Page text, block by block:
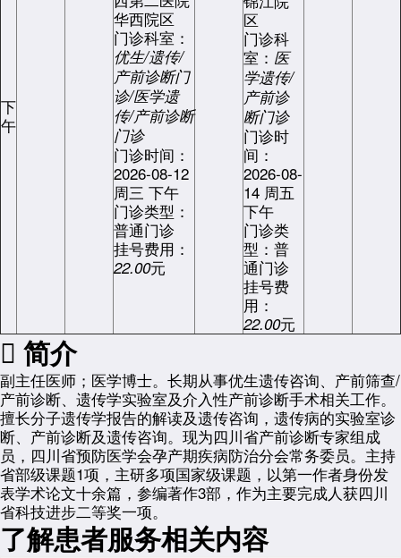
下
午
华西院区
门诊科室：
优生/遗传/
产前诊断门
诊/医学遗
传/产前诊断
门诊
门诊时间：
2026-08-12
周三 下午
门诊类型：
普通门诊
挂号费用：
22.00元
区
门诊科
室： 医
学遗传/
产前诊
断门诊
门诊时
间：
2026-08-
14 周五
下午
门诊类
型：普
通门诊
挂号费
用：
22.00元
 简介
副主任医师；医学博士。长期从事优生遗传咨询、产前筛查/
产前诊断、遗传学实验室及介入性产前诊断手术相关工作。
擅长分子遗传学报告的解读及遗传咨询，遗传病的实验室诊
断、产前诊断及遗传咨询。现为四川省产前诊断专家组成
员，四川省预防医学会孕产期疾病防治分会常务委员。主持
省部级课题1项，主研多项国家级课题，以第一作者身份发
表学术论文十余篇，参编著作3部，作为主要完成人获四川
省科技进步二等奖一项。
了解患者服务相关内容